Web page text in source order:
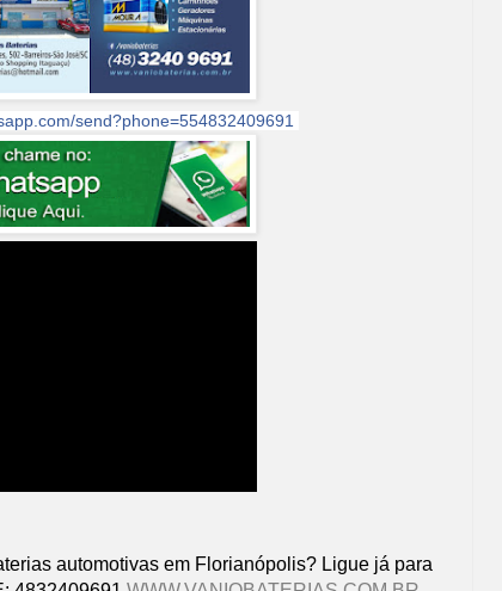
send?phone=554832409691
automotivas em Florianópolis? Ligue já para